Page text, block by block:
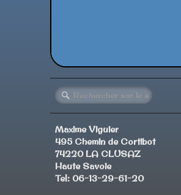
Maxime Viguier
495 Chemin de Cortibot
74220 LA CLUSAZ
Haute Savoie
Tel: 06-13-29-61-20